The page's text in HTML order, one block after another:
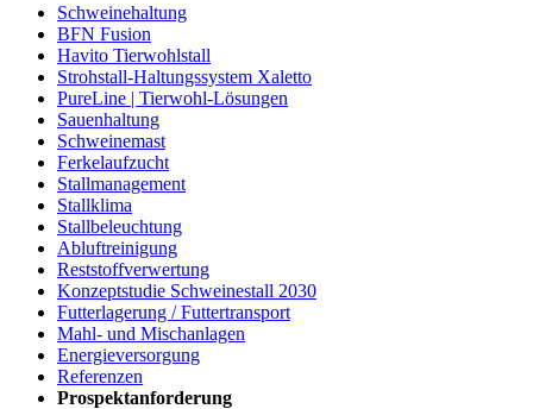
Schweinehaltung
BFN Fusion
Havito Tierwohlstall
Strohstall-Haltungssystem Xaletto
PureLine | Tierwohl-Lösungen
Sauenhaltung
Schweinemast
Ferkelaufzucht
Stallmanagement
Stallklima
Stallbeleuchtung
Abluftreinigung
Reststoffverwertung
Konzeptstudie Schweinestall 2030
Futterlagerung / Futtertransport
Mahl- und Mischanlagen
Energieversorgung
Referenzen
Prospektanforderung